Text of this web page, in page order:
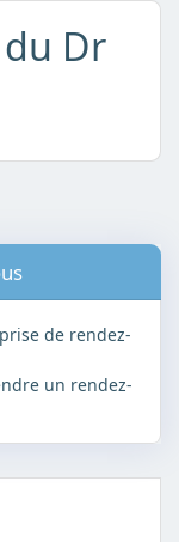
Dr
de rendez-
un rendez-